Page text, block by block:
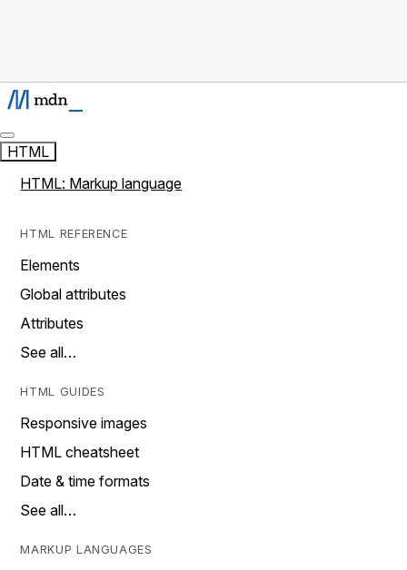
HTML
HTML: Markup language
HTML REFERENCE
Elements
Global attributes
Attributes
See all…
HTML GUIDES
Responsive images
HTML cheatsheet
Date & time formats
See all…
MARKUP LANGUAGES